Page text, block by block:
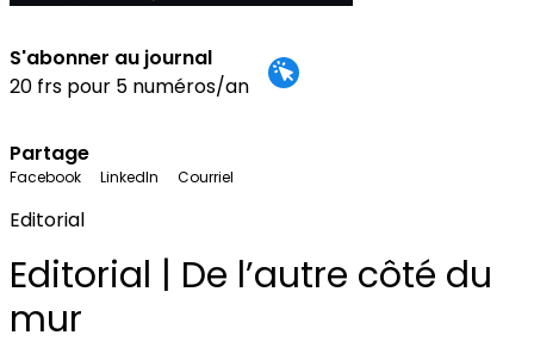
S'abonner au journal
20 frs pour 5 numéros/an
Partage
Facebook LinkedIn Courriel
Editorial
Editorial | De l’autre côté du
mur